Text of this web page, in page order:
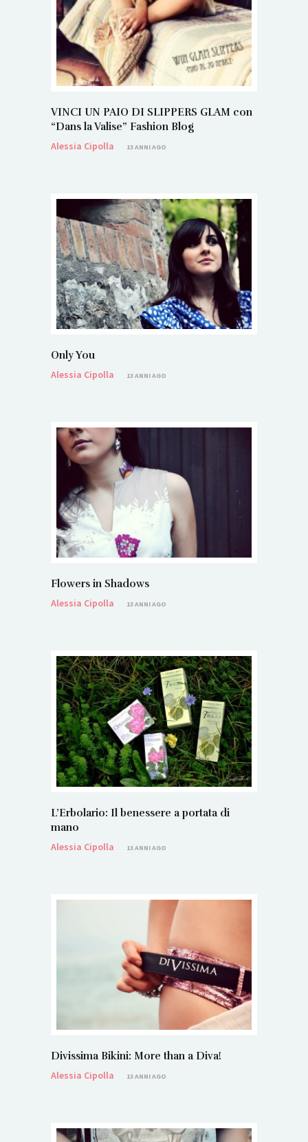
VINCI UN PAIO DI SLIPPERS GLAM con
“Dans la Valise” Fashion Blog
Alessia Cipolla
13 ANNI AGO
Only You
Alessia Cipolla
13 ANNI AGO
Flowers in Shadows
Alessia Cipolla
13 ANNI AGO
L’Erbolario: Il benessere a portata di
mano
Alessia Cipolla
13 ANNI AGO
Divissima Bikini: More than a Diva!
Alessia Cipolla
13 ANNI AGO